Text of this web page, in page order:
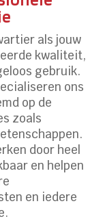
als jouw
kwaliteit,
gebruik.
ons
op de
zoals
door heel
en helpen
en iedere